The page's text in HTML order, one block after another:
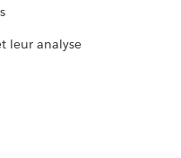
leur analyse